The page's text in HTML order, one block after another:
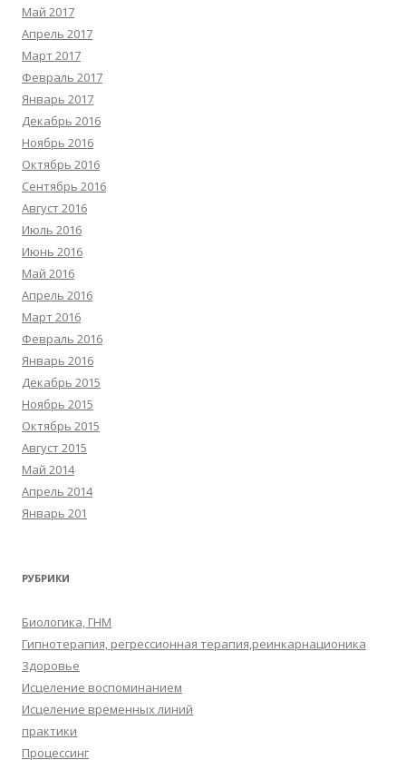
Май 2017
Апрель 2017
Март 2017
Февраль 2017
Январь 2017
Декабрь 2016
Ноябрь 2016
Октябрь 2016
Сентябрь 2016
Август 2016
Июль 2016
Июнь 2016
Май 2016
Апрель 2016
Март 2016
Февраль 2016
Январь 2016
Декабрь 2015
Ноябрь 2015
Октябрь 2015
Август 2015
Май 2014
Апрель 2014
Январь 201
РУБРИКИ
Биологика, ГНМ
Гипнотерапия, регрессионная терапия,реинкарнационика
Здоровье
Исцеление воспоминанием
Исцеление временных линий
практики
Процессинг